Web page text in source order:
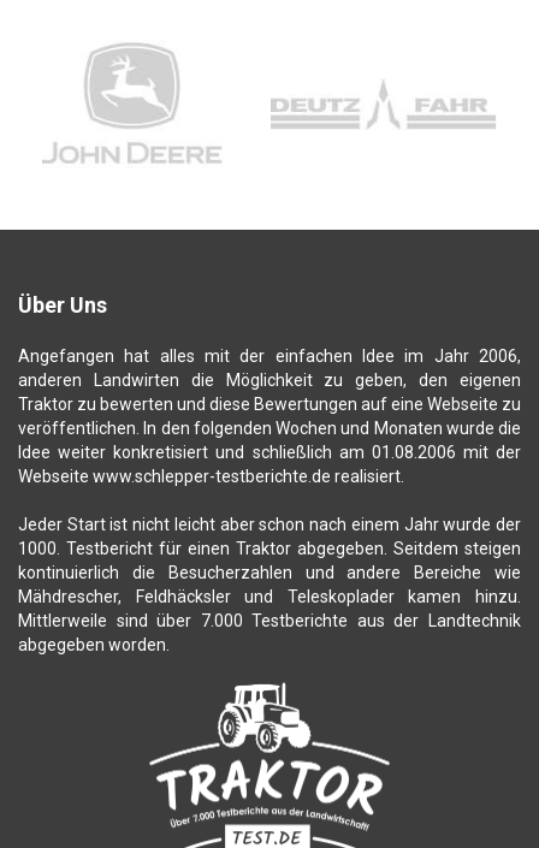
Über Uns
Angefangen hat alles mit der einfachen Idee im Jahr 2006,
anderen Landwirten die Möglichkeit zu geben, den eigenen
Traktor zu bewerten und diese Bewertungen auf eine Webseite zu
veröffentlichen. In den folgenden Wochen und Monaten wurde die
Idee weiter konkretisiert und schließlich am 01.08.2006 mit der
Webseite www.schlepper-testberichte.de realisiert.
Jeder Start ist nicht leicht aber schon nach einem Jahr wurde der
1000. Testbericht für einen Traktor abgegeben. Seitdem steigen
kontinuierlich die Besucherzahlen und andere Bereiche wie
Mähdrescher, Feldhäcksler und Teleskoplader kamen hinzu.
Mittlerweile sind über 7.000 Testberichte aus der Landtechnik
abgegeben worden.